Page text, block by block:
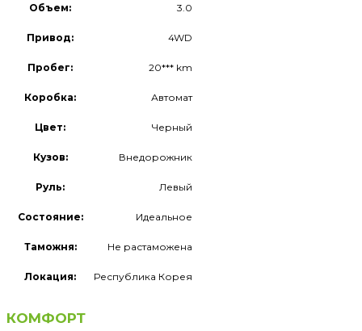
Объем: 3.0
Привод: 4WD
Пробег: 20*** km
Коробка: Автомат
Цвет: Черный
Кузов: Внедорожник
Руль: Левый
Состояние: Идеальное
Таможня: Не растаможена
Локация: Республика Корея
КОМФОРТ